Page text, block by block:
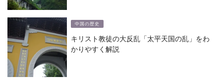
中国の歴史
キリスト教徒の大反乱「太平天国の乱」をわ
かりやすく解説